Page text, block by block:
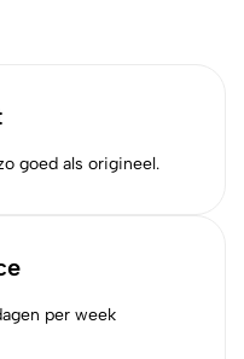
goed als origineel.
per week